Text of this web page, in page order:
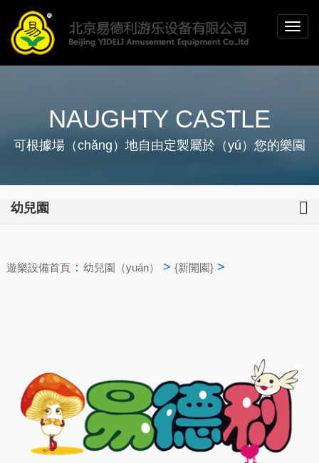
NAUGHTY CASTLE
可根據場（chǎng）地自由定製屬於（yú）您的樂園
幼兒園
遊樂設備首頁： 幼兒園（yuán） > {新開園}>